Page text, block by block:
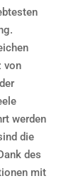
von
werden
die
des
mit